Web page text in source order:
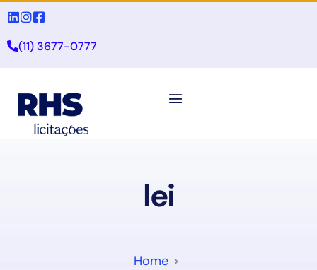
(11) 3677-0777
lei
Home